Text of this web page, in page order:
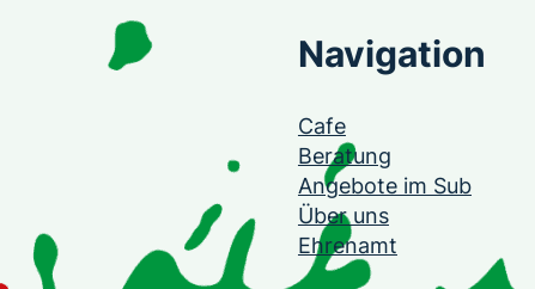
Navigation
Cafe
Beratung
Angebote im Sub
Über uns
Ehrenamt